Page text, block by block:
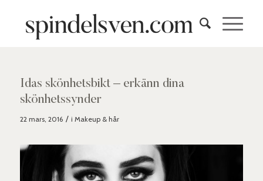
Idas skönhetsbikt – erkänn dina
skönhetssynder
22 mars, 2016 / i Makeup & hår